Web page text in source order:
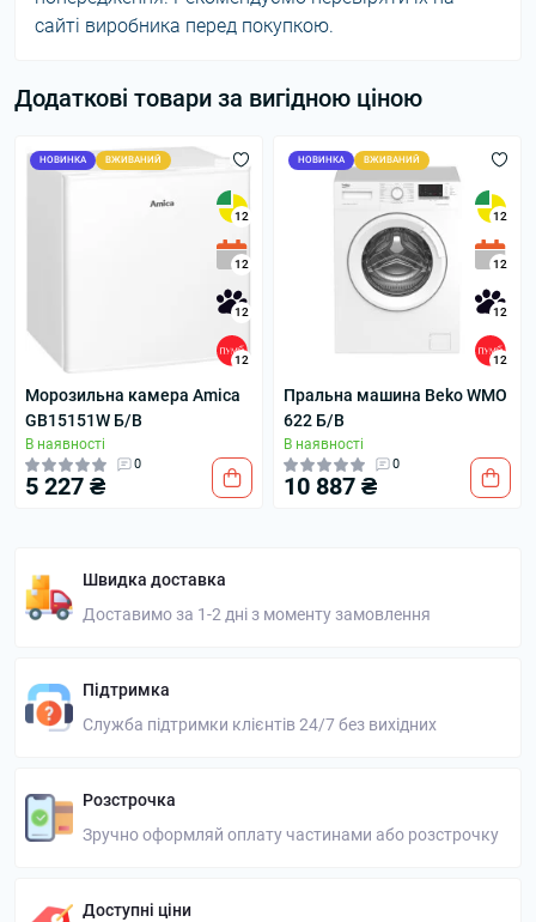
сайті виробника перед покупкою.
Додаткові товари за вигідною ціною
НОВИНКА ВЖИВАНИЙ
12
12
12
12
Морозильна камера Amica
GB15151W Б/В
В наявності
0
5 227 ₴
НОВИНКА ВЖИВАНИЙ
12
12
12
12
Пральна машина Beko WMO
622 Б/В
В наявності
0
10 887 ₴
Швидка доставка
Доставимо за 1-2 дні з моменту замовлення
Підтримка
Служба підтримки клієнтів 24/7 без вихідних
Розстрочка
Зручно оформляй оплату частинами або розстрочку
Доступні ціни